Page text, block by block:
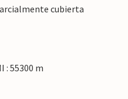
cubierta
: 55300 m